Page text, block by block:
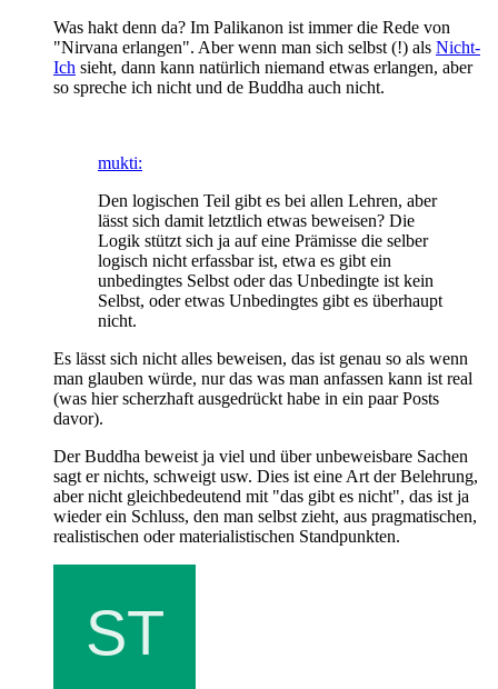
Was hakt denn da? Im Palikanon ist immer die Rede von
"Nirvana erlangen". Aber wenn man sich selbst (!) als Nicht-
Ich sieht, dann kann natürlich niemand etwas erlangen, aber
so spreche ich nicht und de Buddha auch nicht.
mukti:
Den logischen Teil gibt es bei allen Lehren, aber
lässt sich damit letztlich etwas beweisen? Die
Logik stützt sich ja auf eine Prämisse die selber
logisch nicht erfassbar ist, etwa es gibt ein
unbedingtes Selbst oder das Unbedingte ist kein
Selbst, oder etwas Unbedingtes gibt es überhaupt
nicht.
Es lässt sich nicht alles beweisen, das ist genau so als wenn
man glauben würde, nur das was man anfassen kann ist real
(was hier scherzhaft ausgedrückt habe in ein paar Posts
davor).
Der Buddha beweist ja viel und über unbeweisbare Sachen
sagt er nichts, schweigt usw. Dies ist eine Art der Belehrung,
aber nicht gleichbedeutend mit "das gibt es nicht", das ist ja
wieder ein Schluss, den man selbst zieht, aus pragmatischen,
realistischen oder materialistischen Standpunkten.